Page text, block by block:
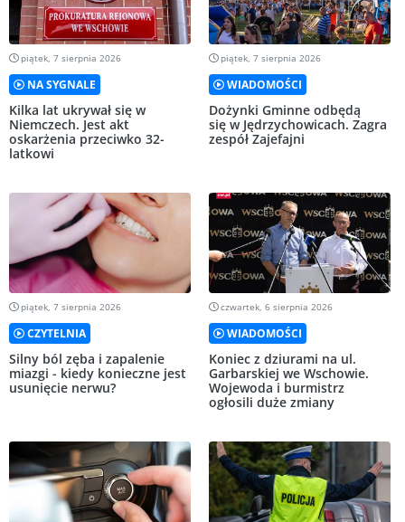
piątek, 7 sierpnia 2026
NA SYGNALE
Kilka lat ukrywał się w
Niemczech. Jest akt
oskarżenia przeciwko 32-
latkowi
piątek, 7 sierpnia 2026
WIADOMOŚCI
Dożynki Gminne odbędą
się w Jędrzychowicach. Zagra
zespół Zajefajni
piątek, 7 sierpnia 2026
CZYTELNIA
Silny ból zęba i zapalenie
miazgi - kiedy konieczne jest
usunięcie nerwu?
czwartek, 6 sierpnia 2026
WIADOMOŚCI
Koniec z dziurami na ul.
Garbarskiej we Wschowie.
Wojewoda i burmistrz
ogłosili duże zmiany